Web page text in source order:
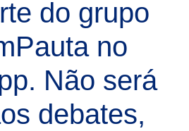
do grupo
no
Não será
debates,